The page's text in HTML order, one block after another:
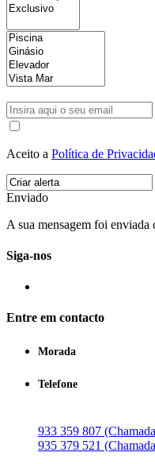
Aceito a Política de
Enviado
A sua mensagem foi enviada
Siga-nos
Entre em contacto
Morada
Telefone
933 359 807
935 379 521